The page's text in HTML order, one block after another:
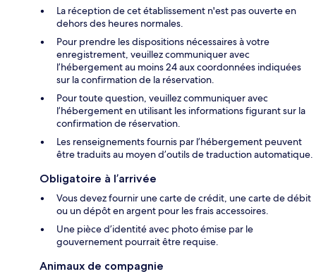
La réception de cet établissement n'est pas ouverte en
dehors des heures normales.
Pour prendre les dispositions nécessaires à votre
enregistrement, veuillez communiquer avec
l’hébergement au moins 24 aux coordonnées indiquées
sur la confirmation de la réservation.
Pour toute question, veuillez communiquer avec
l’hébergement en utilisant les informations figurant sur la
confirmation de réservation.
Les renseignements fournis par l’hébergement peuvent
être traduits au moyen d’outils de traduction automatique.
Obligatoire à l’arrivée
Vous devez fournir une carte de crédit, une carte de débit
ou un dépôt en argent pour les frais accessoires.
Une pièce d’identité avec photo émise par le
gouvernement pourrait être requise.
Animaux de compagnie